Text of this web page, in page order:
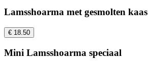
Lamsshoarma met gesmolten kaas
€ 18.50
Mini Lamsshoarma speciaal